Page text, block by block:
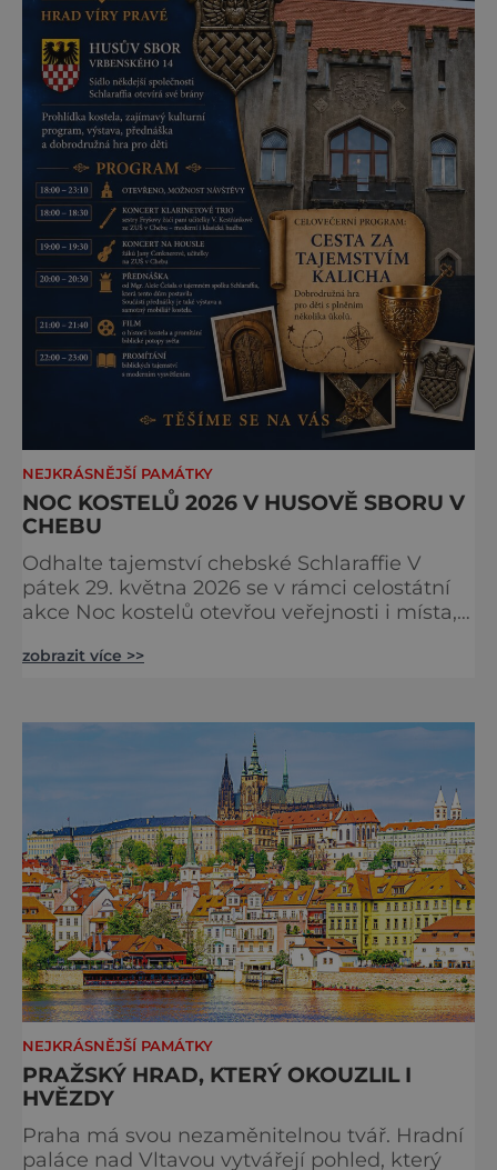
NEJKRÁSNĚJŠÍ PAMÁTKY
NOC KOSTELŮ 2026 V HUSOVĚ SBORU V
CHEBU
Odhalte tajemství chebské Schlaraffie V
pátek 29. května 2026 se v rámci celostátní
akce Noc kostelů otevřou veřejnosti i místa,
nejzajímavějších bude bezesporu Husův
večer plný historie, hudby, tajemství i
dobrodružství pro malé i velké návštěvníky.
Málokdo ví, že dnešní kos
zobrazit více >>
NEJKRÁSNĚJŠÍ PAMÁTKY
PRAŽSKÝ HRAD, KTERÝ OKOUZLIL I
HVĚZDY
Praha má svou nezaměnitelnou tvář. Hradní
paláce nad Vltavou vytvářejí pohled, který